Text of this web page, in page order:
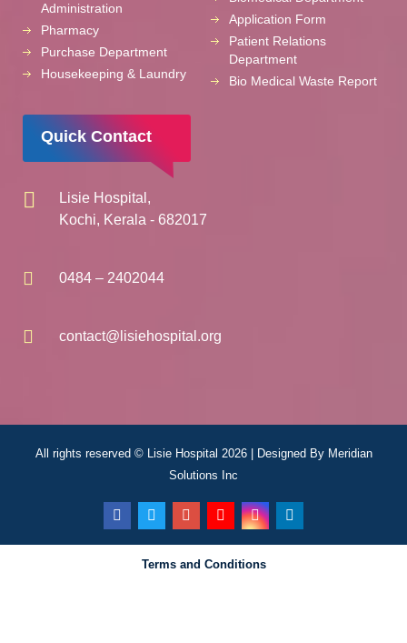
Administration
Pharmacy
Purchase Department
Housekeeping & Laundry
Application Form
Patient Relations
Department
Bio Medical Waste Report
Quick Contact
Lisie Hospital,
Kochi, Kerala - 682017
0484 – 2402044
contact@lisiehospital.org
All rights reserved © Lisie Hospital 2026 | Designed By Meridian
Solutions Inc
Terms and Conditions